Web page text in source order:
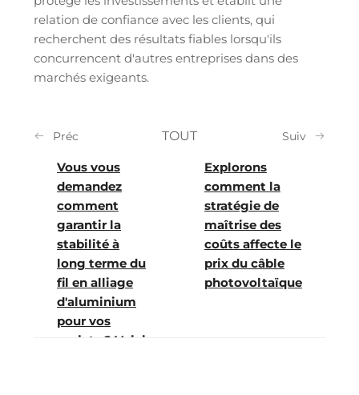
relation de confiance avec les clients, qui
recherchent des résultats fiables lorsqu'ils
concurrencent d'autres entreprises dans des
marchés exigeants.
Préc
Vous vous
demandez
comment
garantir la
stabilité à
long terme du
fil en alliage
d'aluminium
pour vos
projets ? Voici
TOUT Suiv
Explorons
comment la
stratégie de
maîtrise des
coûts affecte le
prix du câble
photovoltaïque